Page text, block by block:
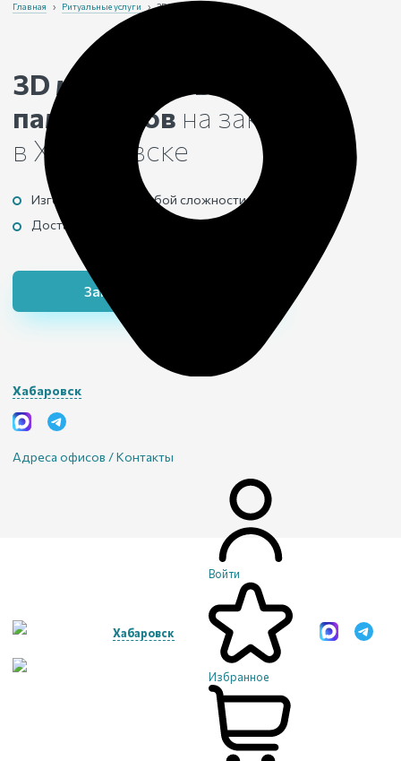
Хабаровск
Адреса офисов / Контакты
Хабаровск
Войти
Избранное
Главная › Ритуальные услуги › 3D моделирование
3D моделирование
памятников на заказ
в Хабаровске
Изготовим макет любой сложности
Доставим и установим готовую конструкцию
Заказать 3D макет